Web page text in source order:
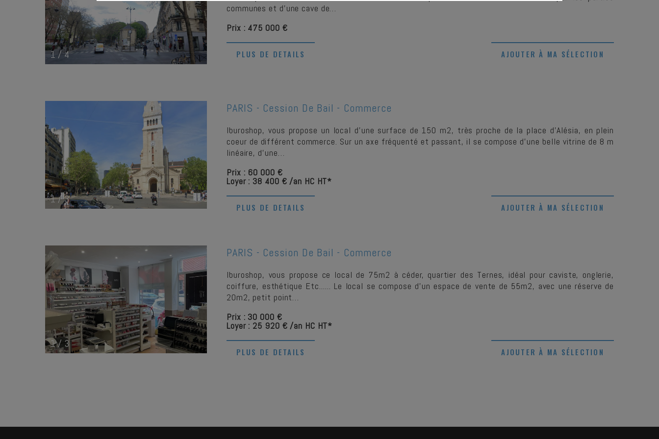
1 /4
communes et d'une cave de…
Prix : 475 000 €
PLUS DE DETAILS AJOUTER À MA SÉLECTION
1/3
PARIS - Cession De Bail - Commerce
Iburoshop, vous propose un local d'une surface de 150 m2, très proche de la place d'Alésia, en plein
coeur de différent commerce. Sur un axe fréquenté et passant, il se compose d'une belle vitrine de 8 m
linéaire, d'une…
Prix : 60 000 €
Loyer : 38 400 € /an HC HT*
PLUS DE DETAILS AJOUTER À MA SÉLECTION
1/ 3
PARIS - Cession De Bail - Commerce
Iburoshop, vous propose ce local de 75m2 à céder, quartier des Ternes, idéal pour caviste, onglerie,
coiffure, esthétique Etc...... Le local se compose d'un espace de vente de 55m2, avec une réserve de
20m2, petit point…
Prix : 30 000 €
Loyer : 25 920 € /an HC HT*
PLUS DE DETAILS AJOUTER À MA SÉLECTION